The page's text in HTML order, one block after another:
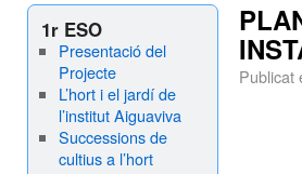
1r ESO
Presentació del
Projecte
L’hort i el jardí de
l’institut Aiguaviva
Successions de
cultius a l’hort
Publicat